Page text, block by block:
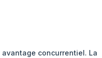
concurrentiel. La